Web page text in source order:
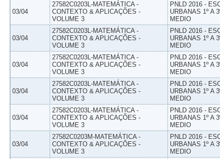
03/04
27582C0203L-MATEMÁTICA -
CONTEXTO & APLICAÇÕES -
VOLUME 3
PNLD 2016 -
URBANAS 1º A
MEDIO
03/04
27582C0203L-MATEMÁTICA -
CONTEXTO & APLICAÇÕES -
VOLUME 3
PNLD 2016 -
URBANAS 1º A
MEDIO
03/04
27582C0203L-MATEMÁTICA -
CONTEXTO & APLICAÇÕES -
VOLUME 3
PNLD 2016 -
URBANAS 1º A
MEDIO
03/04
27582C0203L-MATEMÁTICA -
CONTEXTO & APLICAÇÕES -
VOLUME 3
PNLD 2016 -
URBANAS 1º A
MEDIO
03/04
27582C0203L-MATEMÁTICA -
CONTEXTO & APLICAÇÕES -
VOLUME 3
PNLD 2016 -
URBANAS 1º A
MEDIO
03/04
27582C0203M-MATEMÁTICA -
CONTEXTO & APLICAÇÕES -
VOLUME 3
PNLD 2016 -
URBANAS 1º A
MEDIO